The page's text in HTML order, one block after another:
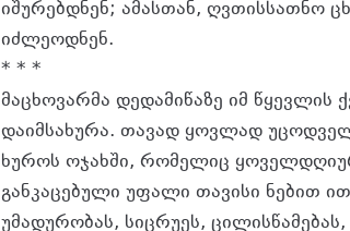
იშურებდნენ; ამასთან, ღვთისსათნო
იძლეოდნენ.
* * *
მაცხოვარმა დედამიწაზე იმ წყევლის
დაიმსახურა. თავად ყოვლად
ხუროს ოჯახში, რომელიც
განკაცებული უფალი თავისი ნებით
უმადურობას, სიცრუეს,